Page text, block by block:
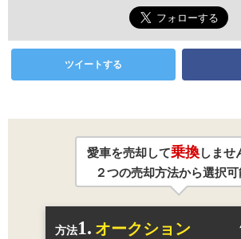
ツイートする
愛車を売却して乗換しませ
２つの売却方法から選択可
方法1. オークション